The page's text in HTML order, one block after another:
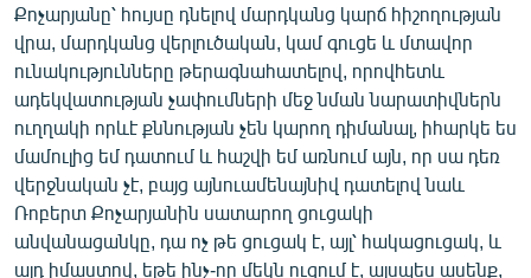
Քոչարյանը՝ հույսը դնելով մարդկանց կարճ հիշողության
վրա, մարդկանց վերլուծական, կամ գուցե և մտավոր
ունակությունները թերագնահատելով, որովհետև
ադեկվատության չափումների մեջ նման նարատիվներն
ուղղակի որևէ քննության չեն կարող դիմանալ, իհարկե ես
մամուլից եմ դատում և հաշվի եմ առնում այն, որ սա դեռ
վերջնական չէ, բայց այնուամենայնիվ դատելով նաև
Ռոբերտ Քոչարյանին սատարող ցուցակի
անվանացանկը, դա ոչ թե ցուցակ է, այլ՝ հակացուցակ, և
այդ իմաստով, եթե ինչ-որ մեկն ուզում է, այսպես ասենք,